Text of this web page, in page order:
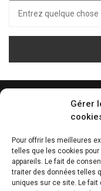
Gérer
Pour offrir les meilleures
telles que les cookies
appareils. Le fait de
traiter des données telles
uniques sur ce site. Le fait
pour :
ÉCOUTEZ LA
0:00